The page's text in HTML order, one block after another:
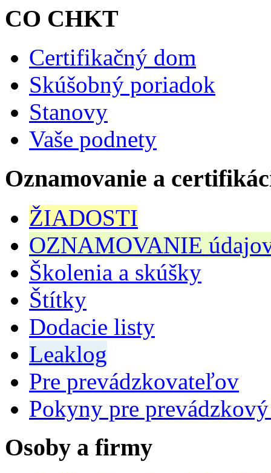
CO CHKT
Certifikačný dom
Skúšobný poriadok
Stanovy
Vaše podnety
Oznamovanie a
ŽIADOSTI
OZNAMOVANIE
Školenia a skúšky
Štítky
Dodacie listy
Leaklog
Pre prevádzkovateľov
Pokyny pre
Osoby a firmy